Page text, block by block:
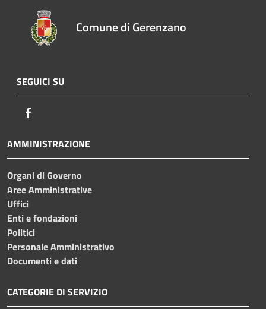
Comune di Gerenzano
SEGUICI SU
AMMINISTRAZIONE
Organi di Governo
Aree Amministrative
Uffici
Enti e fondazioni
Politici
Personale Amministrativo
Documenti e dati
CATEGORIE DI SERVIZIO